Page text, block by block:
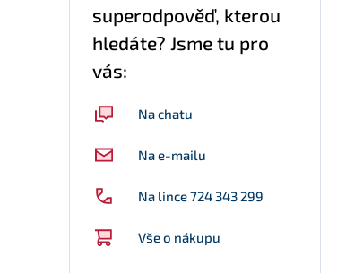
superodpověď, kterou
hledáte? Jsme tu pro
vás:
Na chatu
Na e-mailu
Na lince 724 343 299
Vše o nákupu